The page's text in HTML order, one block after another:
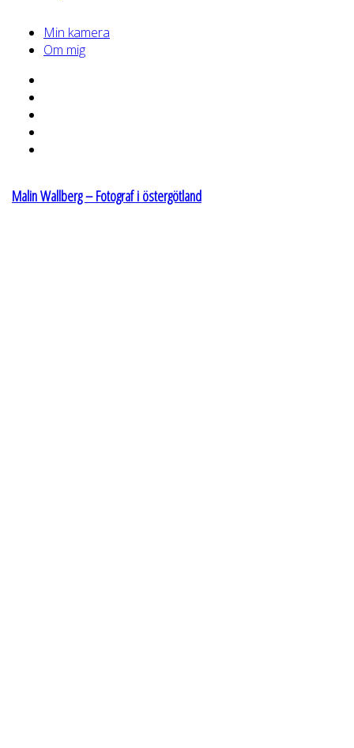
Min kamera
Om mig
Malin Wallberg – Fotograf i östergötland